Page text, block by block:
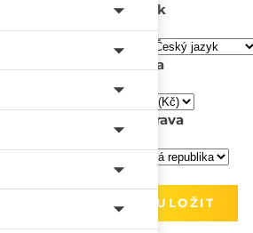
Jazyk
Měna
Doprava